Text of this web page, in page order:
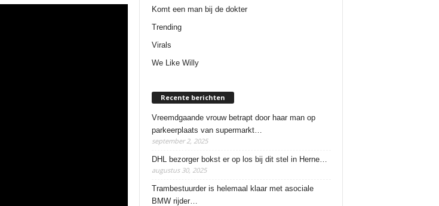
Komt een man bij de dokter
Trending
Virals
We Like Willy
Recente berichten
Vreemdgaande vrouw betrapt door haar man op
parkeerplaats van supermarkt…
september 2, 2025
DHL bezorger bokst er op los bij dit stel in Herne…
augustus 30, 2025
Trambestuurder is helemaal klaar met asociale
BMW rijder…